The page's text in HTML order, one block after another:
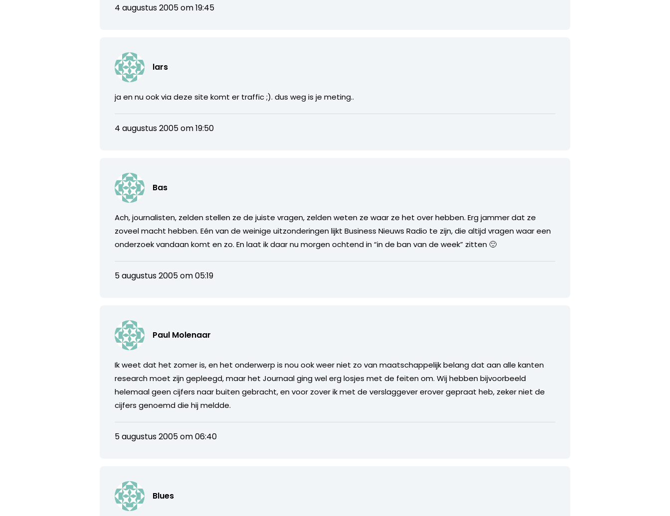
4 augustus 2005 om 19:45
lars
ja en nu ook via deze site komt er traffic ;). dus weg is je meting..
4 augustus 2005 om 19:50
Bas
Ach, journalisten, zelden stellen ze de juiste vragen, zelden weten ze waar ze het over hebben. Erg jammer dat ze
zoveel macht hebben. Eén van de weinige uitzonderingen lijkt Business Nieuws Radio te zijn, die altijd vragen waar een
onderzoek vandaan komt en zo. En laat ik daar nu morgen ochtend in “in de ban van de week” zitten 🙂
5 augustus 2005 om 05:19
Paul Molenaar
Ik weet dat het zomer is, en het onderwerp is nou ook weer niet zo van maatschappelijk belang dat aan alle kanten
research moet zijn gepleegd, maar het Journaal ging wel erg losjes met de feiten om. Wij hebben bijvoorbeeld
helemaal geen cijfers naar buiten gebracht, en voor zover ik met de verslaggever erover gepraat heb, zeker niet de
cijfers genoemd die hij meldde.
5 augustus 2005 om 06:40
Blues